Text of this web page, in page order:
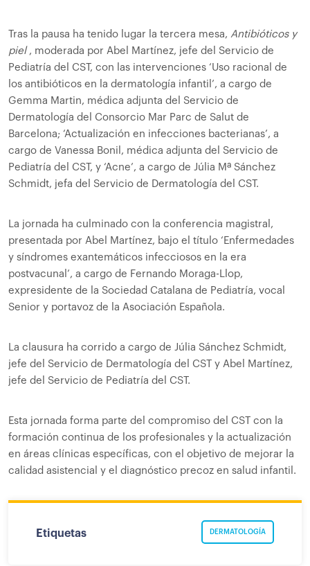
Tras la pausa ha tenido lugar la tercera mesa, Antibióticos y
piel, moderada por Abel Martínez, jefe del Servicio de
Pediatría del CST, con las intervenciones ‘Uso racional de
los antibióticos en la dermatología infantil’, a cargo de
Gemma Martin, médica adjunta del Servicio de
Dermatología del Consorcio Mar Parc de Salut de
Barcelona; ‘Actualización en infecciones bacterianas’, a
cargo de Vanessa Bonil, médica adjunta del Servicio de
Pediatría del CST, y ‘Acne’, a cargo de Júlia Mª Sánchez
Schmidt, jefa del Servicio de Dermatología del CST.
La jornada ha culminado con la conferencia magistral,
presentada por Abel Martínez, bajo el título ‘Enfermedades
y síndromes exantemáticos infecciosos en la era
postvacunal’, a cargo de Fernando Moraga-Llop,
expresidente de la Sociedad Catalana de Pediatría, vocal
Senior y portavoz de la Asociación Española.
La clausura ha corrido a cargo de Júlia Sánchez Schmidt,
jefe del Servicio de Dermatología del CST y Abel Martínez,
jefe del Servicio de Pediatría del CST.
Esta jornada forma parte del compromiso del CST con la
formación continua de los profesionales y la actualización
en áreas clínicas específicas, con el objetivo de mejorar la
calidad asistencial y el diagnóstico precoz en salud infantil.
Etiquetas DERMATOLOGÍA